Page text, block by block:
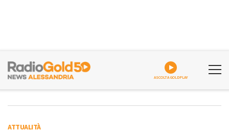
ASCOLTA GOLDPLAY
ATTUALITÀ